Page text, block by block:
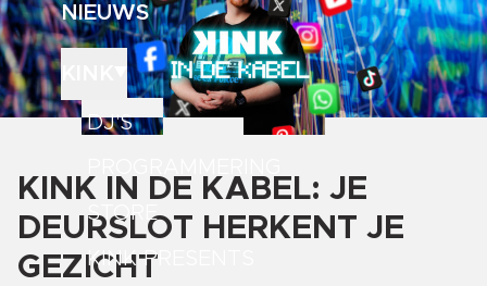
NIEUWS
DJ'S
STORE
KINK PRESENTS
KINK IN DE KABEL: JE
DEURSLOT HERKENT JE
GEZICHT